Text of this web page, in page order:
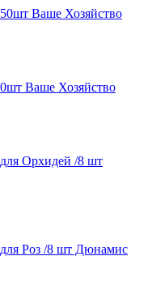
Ваше Хозяйство
Ваше Хозяйство
Орхидей /8 шт
Роз /8 шт Дюнамис